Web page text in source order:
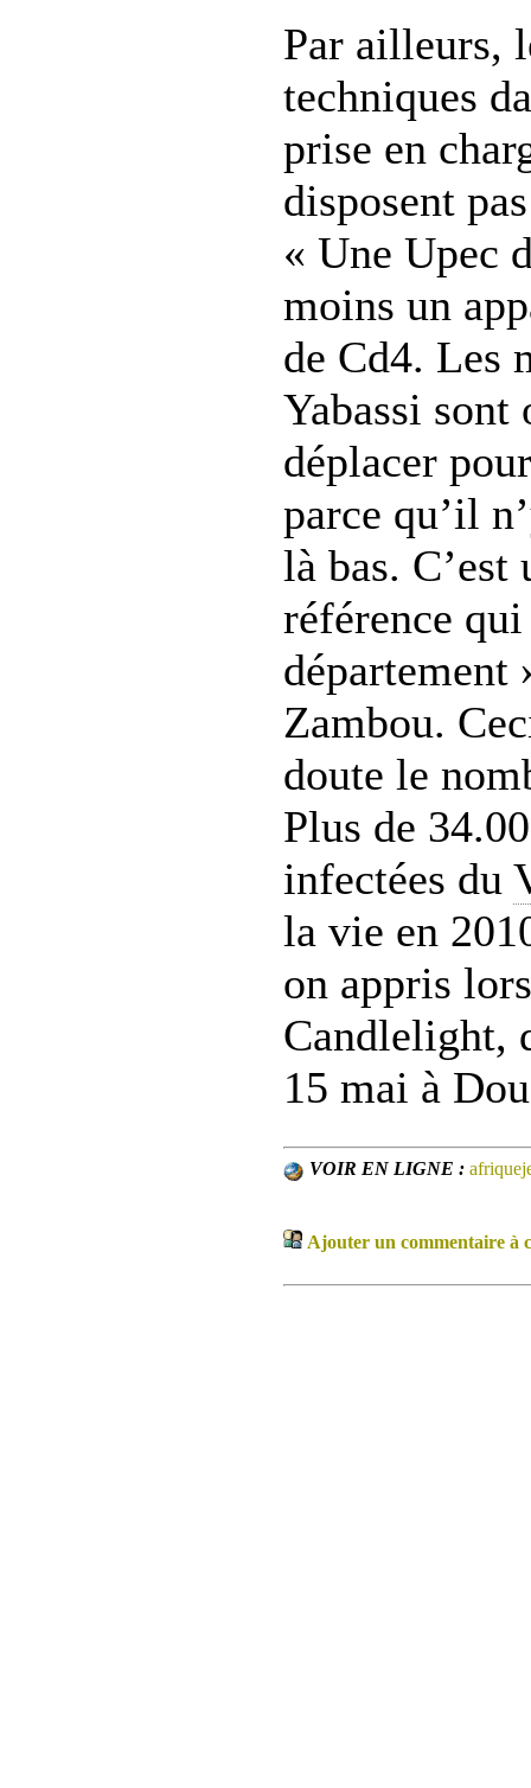
Par ailleurs,
techniques
prise en
disposent
« Une Upec
moins un
de Cd4. Les
Yabassi sont
déplacer
parce qu’il
là bas. C’est
référence
Zambou.
doute le
Plus de
infectées du
la vie en
on appris
Candlelight,
15 mai à
VOIR EN LIGNE :
Ajouter un commentaire à